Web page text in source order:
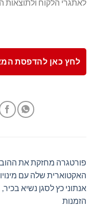
לאתגרי הלקוח ולתוצאות
לחץ כאן להדפסת
פורטגרה מחזקת את
האקטוארית שלה עם
אנתוני כץ לסגן נשיא בכיר,
הזמנות